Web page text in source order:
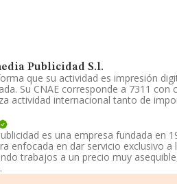
Publicidad S.l.
que su actividad es impresión
Su CNAE corresponde a 7311 con
actividad internacional tanto de
un 33% y atendiendo a los
por encima de la media de sector.
contacto con sus oficinas, la
de correo es
www.logomedia.es.
es una empresa fundada en
enfocada en dar servicio exclusivo
trabajos a un precio muy